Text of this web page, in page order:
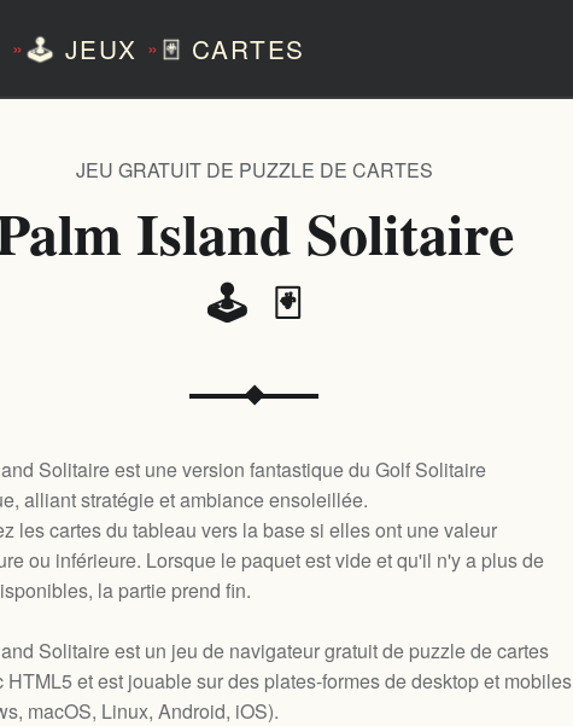
»🕹️ JEUX »🃏 CARTES
Island Solitaire
🕹️ 🃏
JEU GRATUIT DE PUZZLE DE CARTES
Solitaire est une version fantastique du Golf Solitaire
alliant stratégie et ambiance ensoleillée.
les cartes du tableau vers la base si elles ont une valeur
ou inférieure. Lorsque le paquet est vide et qu'il n'y a plus de
la partie prend fin.
Solitaire est un jeu de navigateur gratuit de puzzle de cartes
HTML5 et est jouable sur des plates-formes de desktop et mobiles
macOS, Linux, Android, iOS).